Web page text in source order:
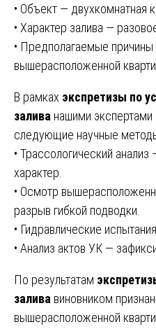
• Объект — двухкомнатная
• Характер залива —
• Предполагаемые причины
вышерасположенной
В рамках экспретизы по
залива нашими
следующие научные
• Трассологический
характер.
• Осмотр
разрыв гибкой подводки.
• Гидравлические
• Анализ актов УК —
По результатам
залива виновником
вышерасположенной